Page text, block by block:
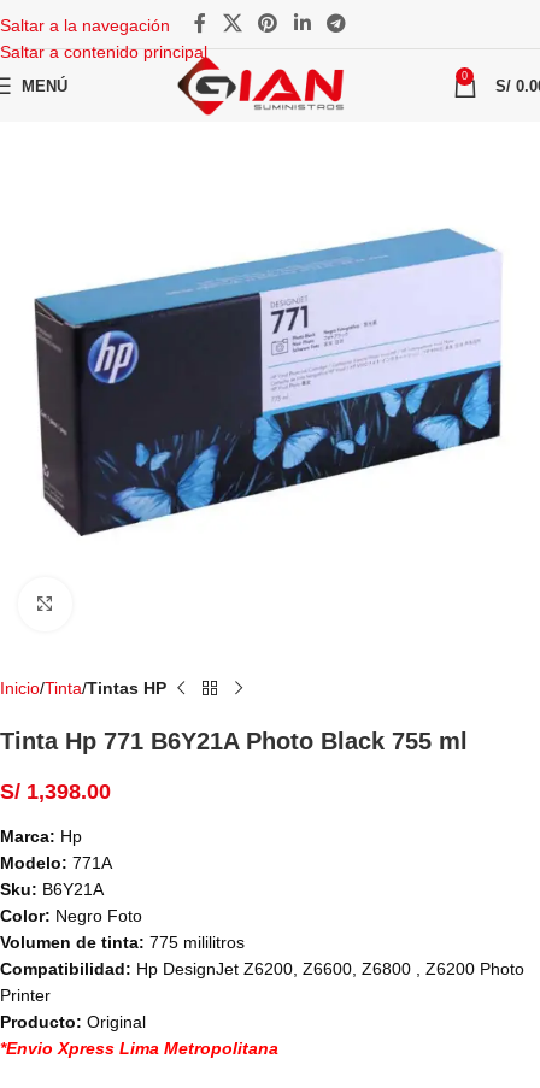
Saltar a la navegación
Saltar a contenido principal
MENÚ
0
S/
Inicio Tinta Tintas HP
Tinta Hp 771 B6Y21A Photo Black 755 ml
S/ 1,398.00
Marca: Hp
Modelo: 771A
Sku: B6Y21A
Color: Negro Foto
Volumen de tinta: 775 mililitros
Compatibilidad: Hp DesignJet Z6200, Z6600, Z6800 , Z6200 Photo
Printer
Producto: Original
*Envio Xpress Lima Metropolitana